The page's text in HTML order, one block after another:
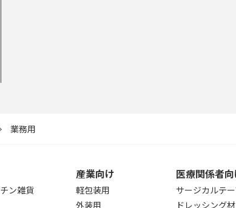
業務用
ン雑貨
産業向け
軽包装用
外装用
医療関係者
サージカルテ
ドレッシング材